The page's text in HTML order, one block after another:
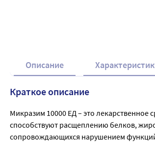
Описание
Краткое описание
Микразим 10000 ЕД – это
способствуют расщеплению белков,
сопровождающихся нарушением функций